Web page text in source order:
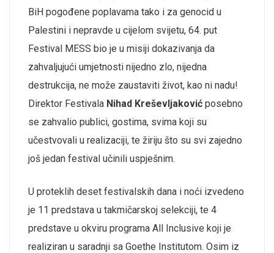
BiH pogođene poplavama tako i za genocid u
Palestini i nepravde u cijelom svijetu, 64. put
Festival MESS bio je u misiji dokazivanja da
zahvaljujući umjetnosti nijedno zlo, nijedna
destrukcija, ne može zaustaviti život, kao ni nadu!
Direktor Festivala Nihad Kreševljaković posebno
se zahvalio publici, gostima, svima koji su
učestvovali u realizaciji, te žiriju što su svi zajedno
još jedan festival učinili uspješnim.
U proteklih deset festivalskih dana i noći izvedeno
je 11 predstava u takmičarskoj selekciji, te 4
predstave u okviru programa All Inclusive koji je
realiziran u saradnji sa Goethe Institutom. Osim iz